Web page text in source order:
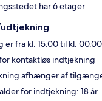
har 6 etager
er fra kl. 15.00 til kl. 00.00
kontaktløs indtjekning
afhænger af
for indtjekning: 18 år